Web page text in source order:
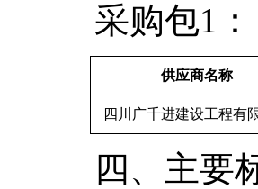
采购包1：
供应商名称
四川广千进建设工程有
四、主要